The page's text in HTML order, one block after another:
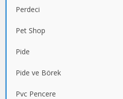
Perdeci
Pet Shop
Pide
Pide ve Börek
Pvc Pencere